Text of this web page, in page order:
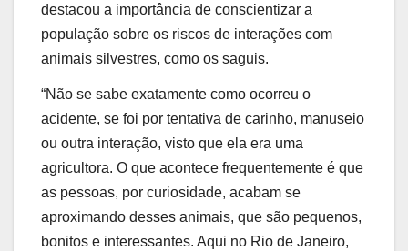
destacou a importância de conscientizar a
população sobre os riscos de interações com
animais silvestres, como os saguis.
“Não se sabe exatamente como ocorreu o
acidente, se foi por tentativa de carinho, manuseio
ou outra interação, visto que ela era uma
agricultora. O que acontece frequentemente é que
as pessoas, por curiosidade, acabam se
aproximando desses animais, que são pequenos,
bonitos e interessantes. Aqui no Rio de Janeiro,